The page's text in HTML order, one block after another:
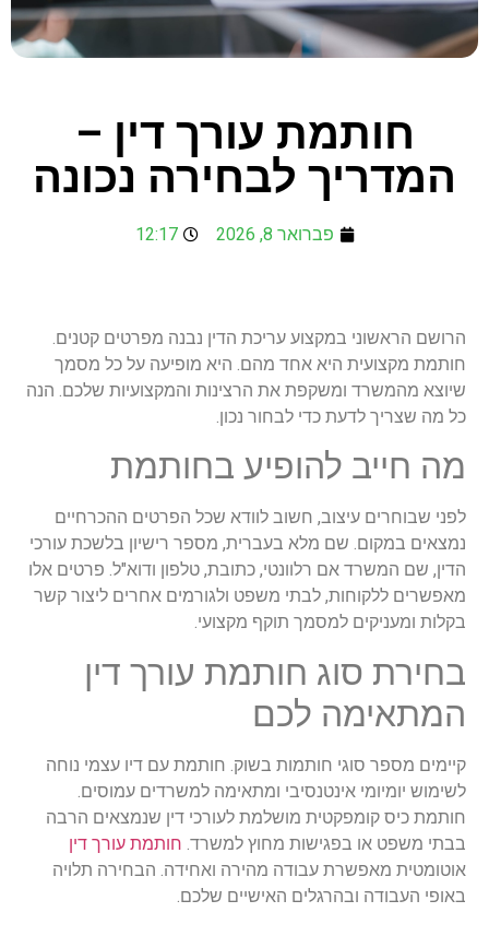
חותמת עורך דין –
המדריך לבחירה נכונה
פברואר 8, 2026 12:17
הרושם הראשוני במקצוע עריכת הדין נבנה מפרטים קטנים.
חותמת מקצועית היא אחד מהם. היא מופיעה על כל מסמך
שיוצא מהמשרד ומשקפת את הרצינות והמקצועיות שלכם. הנה
כל מה שצריך לדעת כדי לבחור נכון.
מה חייב להופיע בחותמת
לפני שבוחרים עיצוב, חשוב לוודא שכל הפרטים ההכרחיים
נמצאים במקום. שם מלא בעברית, מספר רישיון בלשכת עורכי
הדין, שם המשרד אם רלוונטי, כתובת, טלפון ודוא"ל. פרטים אלו
מאפשרים ללקוחות, לבתי משפט ולגורמים אחרים ליצור קשר
בקלות ומעניקים למסמך תוקף מקצועי.
בחירת סוג חותמת עורך דין
המתאימה לכם
קיימים מספר סוגי חותמות בשוק. חותמת עם דיו עצמי נוחה
לשימוש יומיומי אינטנסיבי ומתאימה למשרדים עמוסים.
חותמת כיס קומפקטית מושלמת לעורכי דין שנמצאים הרבה
בבתי משפט או בפגישות מחוץ למשרד. חותמת עורך דין
אוטומטית מאפשרת עבודה מהירה ואחידה. הבחירה תלויה
באופי העבודה ובהרגלים האישיים שלכם.